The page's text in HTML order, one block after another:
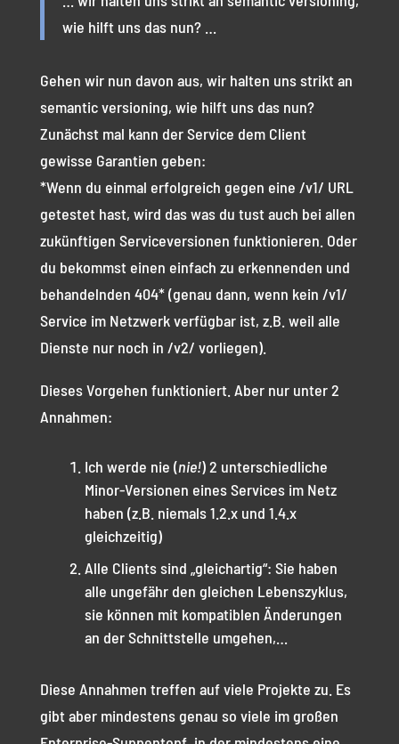
wie hilft uns das nun? …
Gehen wir nun davon aus, wir halten uns strikt an
semantic versioning, wie hilft uns das nun?
Zunächst mal kann der Service dem Client
gewisse Garantien geben:
*Wenn du einmal erfolgreich gegen eine /v1/ URL
getestet hast, wird das was du tust auch bei allen
zukünftigen Serviceversionen funktionieren. Oder
du bekommst einen einfach zu erkennenden und
behandelnden 404* (genau dann, wenn kein /v1/
Service im Netzwerk verfügbar ist, z.B. weil alle
Dienste nur noch in /v2/ vorliegen).
Dieses Vorgehen funktioniert. Aber nur unter 2
Annahmen:
Ich werde nie (nie!) 2 unterschiedliche
Minor-Versionen eines Services im Netz
haben (z.B. niemals 1.2.x und 1.4.x
gleichzeitig)
Alle Clients sind „gleichartig“: Sie haben
alle ungefähr den gleichen Lebenszyklus,
sie können mit kompatiblen Änderungen
an der Schnittstelle umgehen,…
Diese Annahmen treffen auf viele Projekte zu. Es
gibt aber mindestens genau so viele im großen